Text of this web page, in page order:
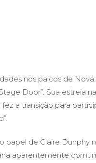
nos palcos de
Door”. Sua estreia
fez a transição para
papel de Claire Dunphy
aparentemente